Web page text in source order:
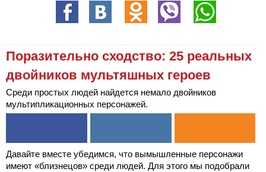
Поразительно сходство: 25 реальных
двойников мультяшных героев
Среди простых людей найдется немало двойников
мультипликационных персонажей.
Давайте вместе убедимся, что вымышленные персонажи
имеют «близнецов» среди людей. Для этого мы подобрали